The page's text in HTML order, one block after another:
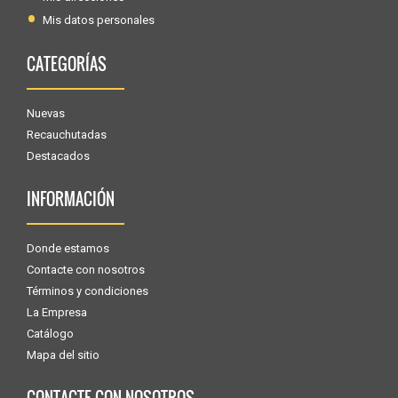
Mis datos personales
CATEGORÍAS
Nuevas
Recauchutadas
Destacados
INFORMACIÓN
Donde estamos
Contacte con nosotros
Términos y condiciones
La Empresa
Catálogo
Mapa del sitio